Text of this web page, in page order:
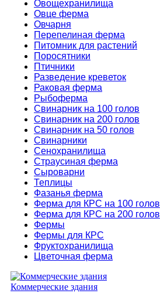
Овощехранилища
Овце ферма
Овчарня
Перепелиная ферма
Питомник для растений
Поросятники
Птичники
Разведение креветок
Раковая ферма
Рыбоферма
Свинарник на 100 голов
Свинарник на 200 голов
Свинарник на 50 голов
Свинарники
Сенохранилища
Страусиная ферма
Сыроварни
Теплицы
Фазанья ферма
Ферма для КРС на 100 голов
Ферма для КРС на 200 голов
Фермы
Фермы для КРС
Фруктохранилища
Цветочная ферма
Коммерческие здания